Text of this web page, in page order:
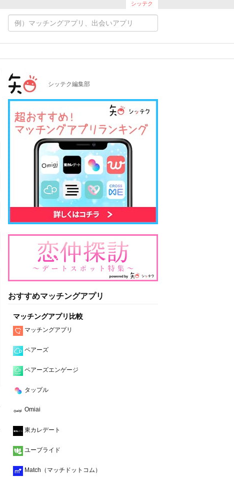
シッテク
シッテク編集部
おすすめマッチングアプリ
マッチングアプリ比較
マッチングアプリ
ペアーズ
ペアーズエンゲージ
タップル
Omiai
東カレデート
ユーブライド
Match（マッチドットコム）